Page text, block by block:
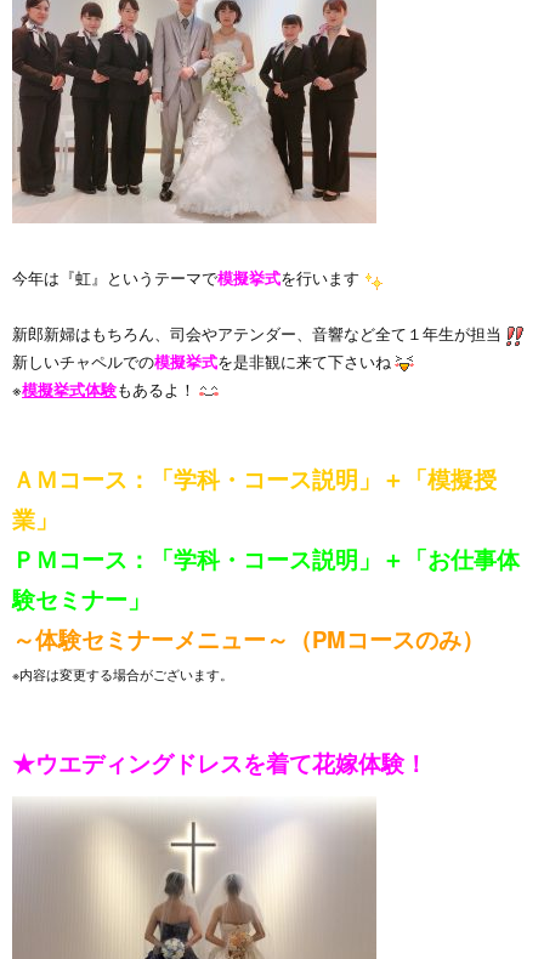
今年は『虹』というテーマで模擬挙式を行います
新郎新婦はもちろん、司会やアテンダー、音響など全て１年生が担当
新しいチャペルでの模擬挙式を是非観に来て下さいね
※模擬挙式体験もあるよ！
ＡＭコース：「学科・コース説明」＋「模擬授
業」
ＰＭコース：「学科・コース説明」＋「お仕事体
験セミナー」
～体験セミナーメニュー～（PMコースのみ）
※内容は変更する場合がございます。
★ウエディングドレスを着て花嫁体験！